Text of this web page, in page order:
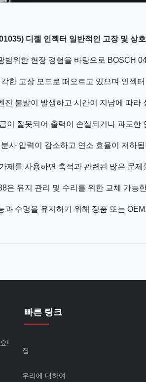
디젤 인젝터 일반적인 고장 및 상
범위한 현장 경험을 바탕으로 BOSCH
한 고장 모드로 떠오르고 있으며 인젝
불발이 발생하고 시간이 지남에 따라
이 잘못되어 출력이 손실되거나 과도한
사 압력이 감소하고 연소 효율이 저하
제를 사용하면 축적과 관련된 많은 문
은 유지 관리 및 수리를 위한 교체 가능
수명을 유지하기 위해 정품 또는
!
빠른 링크
집
우리에 대하여